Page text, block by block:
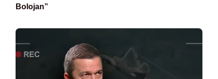
Bolojan”